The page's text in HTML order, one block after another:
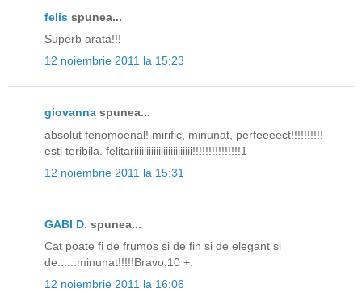
felis spunea...
Superb arata!!!
12 noiembrie 2011 la 15:23
giovanna spunea...
absolut fenomoenal! mirific, minunat, perfeeeect!!!!!!!!!!
esti teribila. felitariiiiiiiiiiiiiiiiiiiiiiii!!!!!!!!!!!!!!!1
12 noiembrie 2011 la 15:31
GABI D. spunea...
Cat poate fi de frumos si de fin si de elegant si
de......minunat!!!!!Bravo,10 +.
12 noiembrie 2011 la 16:06